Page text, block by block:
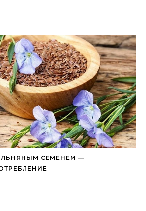
ЛЬНЯНЫМ СЕМЕНЕМ —